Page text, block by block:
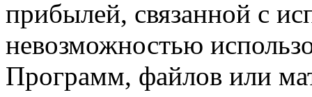
прибылей, связанной с
невозможностью
Программ, файлов или